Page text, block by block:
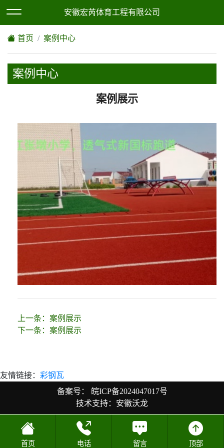
欢迎访问安徽宏芮体育工程有限公司网站！
安徽宏芮体育工程有限公司
首页 案例中心
案例中心
案例展示
上一条： 案例展示
下一条： 案例展示
友情链接： 彩钢瓦
备案号：
皖ICP备2024047017号
技术支持：安徽沃龙
首页 电话 留言 顶部